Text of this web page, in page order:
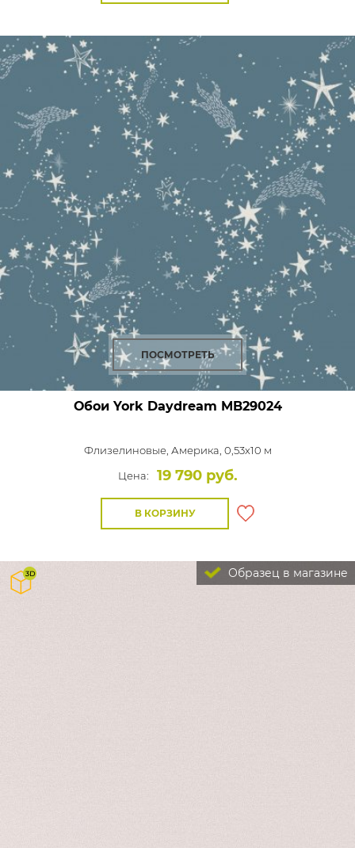
ПОСМОТРЕТЬ
Обои York Daydream MB29024
Флизелиновые, Америка, 0,53x10 м
Цена:
19 790 руб.
В КОРЗИНУ
Образец в магазине